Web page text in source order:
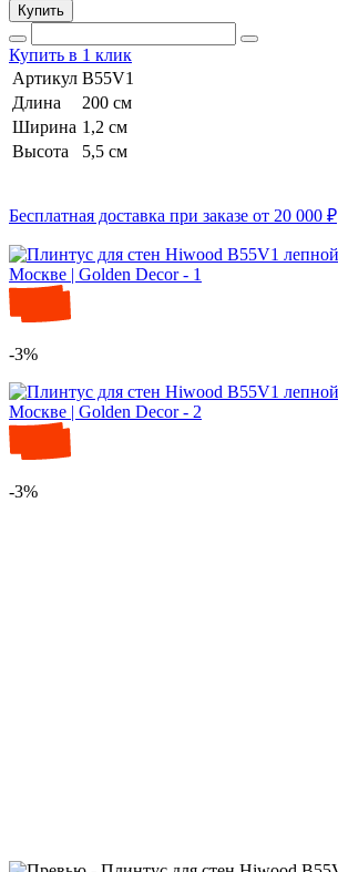
Купить
Купить в 1 клик
Артикул B55V1
Длина
200 см
Ширина 1,2 см
Высота
5,5 см
Бесплатная доставка при заказе от 20 000 ₽
-3%
-3%